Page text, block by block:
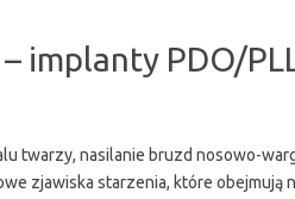
implanty PDO/
twarzy, nasilanie bruzd nosowo-
zjawiska starzenia, które obejmują